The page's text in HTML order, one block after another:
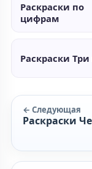
Раскраски по
цифрам
Раскраски Три
← Следующая
Раскраски